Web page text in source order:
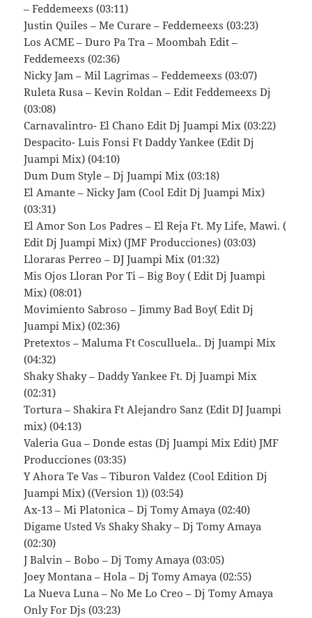
– Feddemeexs (03:11)
Justin Quiles – Me Curare – Feddemeexs (03:23)
Los ACME – Duro Pa Tra – Moombah Edit –
Feddemeexs (02:36)
Nicky Jam – Mil Lagrimas – Feddemeexs (03:07)
Ruleta Rusa – Kevin Roldan – Edit Feddemeexs Dj
(03:08)
Carnavalintro- El Chano Edit Dj Juampi Mix (03:22)
Despacito- Luis Fonsi Ft Daddy Yankee (Edit Dj
Juampi Mix) (04:10)
Dum Dum Style – Dj Juampi Mix (03:18)
El Amante – Nicky Jam (Cool Edit Dj Juampi Mix)
(03:31)
El Amor Son Los Padres – El Reja Ft. My Life, Mawi. (
Edit Dj Juampi Mix) (JMF Producciones) (03:03)
Lloraras Perreo – DJ Juampi Mix (01:32)
Mis Ojos Lloran Por Ti – Big Boy ( Edit Dj Juampi
Mix) (08:01)
Movimiento Sabroso – Jimmy Bad Boy( Edit Dj
Juampi Mix) (02:36)
Pretextos – Maluma Ft Cosculluela.. Dj Juampi Mix
(04:32)
Shaky Shaky – Daddy Yankee Ft. Dj Juampi Mix
(02:31)
Tortura – Shakira Ft Alejandro Sanz (Edit DJ Juampi
mix) (04:13)
Valeria Gua – Donde estas (Dj Juampi Mix Edit) JMF
Producciones (03:35)
Y Ahora Te Vas – Tiburon Valdez (Cool Edition Dj
Juampi Mix) ((Version 1)) (03:54)
Ax-13 – Mi Platonica – Dj Tomy Amaya (02:40)
Digame Usted Vs Shaky Shaky – Dj Tomy Amaya
(02:30)
J Balvin – Bobo – Dj Tomy Amaya (03:05)
Joey Montana – Hola – Dj Tomy Amaya (02:55)
La Nueva Luna – No Me Lo Creo – Dj Tomy Amaya
Only For Djs (03:23)